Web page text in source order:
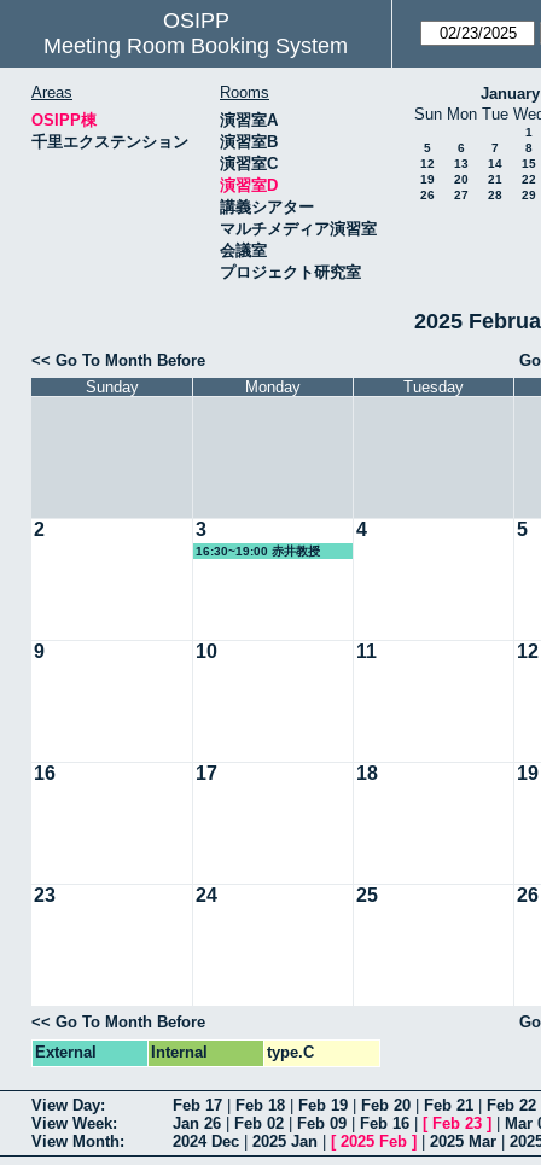
OSIPP
Meeting Room Booking System
Areas
OSIPP棟
千里エクステンション
Rooms
演習室A
演習室B
演習室C
演習室D
講義シアター
マルチメディア演習室
会議室
プロジェクト研究室
Sun Mon Tue
1
5
6 7
8
12
13 14
15
19
20 21
22
26
27 28 29
2025
<< Go To Month Before
Sunday
Monday Tuesday
2 3
16:30~19:00 赤井教授
4 5
9 10 11 12
16 17 18 19
23 24 25 26
<< Go To Month Before
External
Internal type.C
View Day: Feb 17 Feb 18 Feb 19 Feb 20 Feb 21 Feb 22
View Week:
Jan 26 Feb 02 Feb 09 Feb 16 [ Feb 23 ]
Mar
View Month:
2024 Dec 2025 Jan [ 2025 Feb ] 2025 Mar